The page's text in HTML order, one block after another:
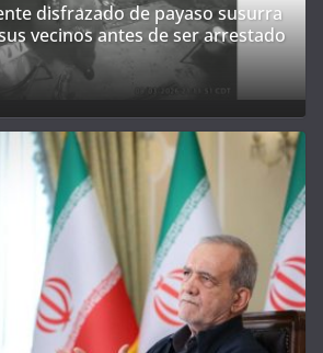
disfrazado de payaso susurra
vecinos antes de ser arrestado